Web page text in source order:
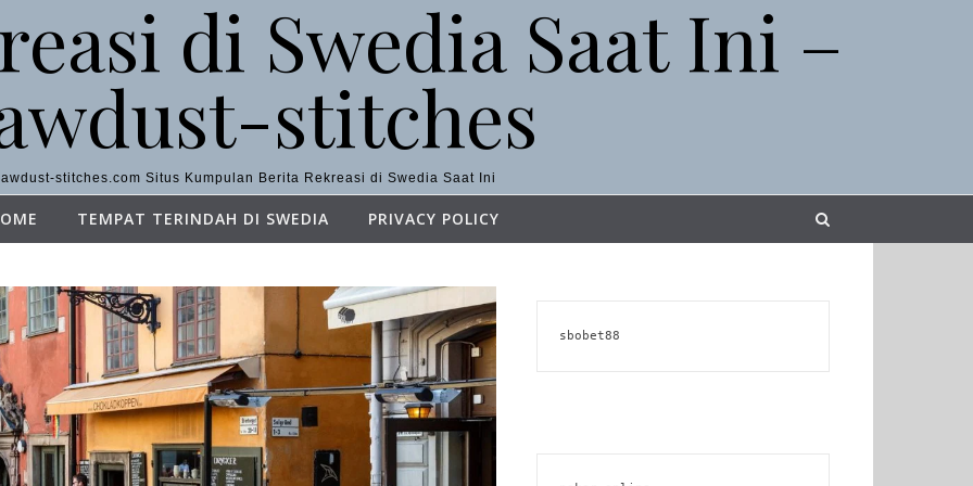
di Swedia Saat Ini –
stitches
stitches.com Situs Kumpulan Berita Rekreasi di Swedia Saat Ini
TEMPAT TERINDAH DI SWEDIA PRIVACY POLICY
sbobet88